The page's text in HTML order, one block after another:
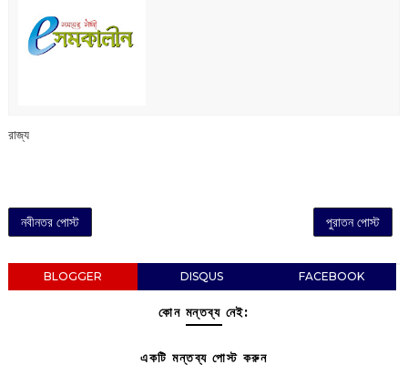
রাজ্য
নবীনতর পোস্ট পুরাতন পোস্ট
BLOGGER DISQUS FACEBOOK
কোন মন্তব্য নেই:
একটি মন্তব্য পোস্ট করুন